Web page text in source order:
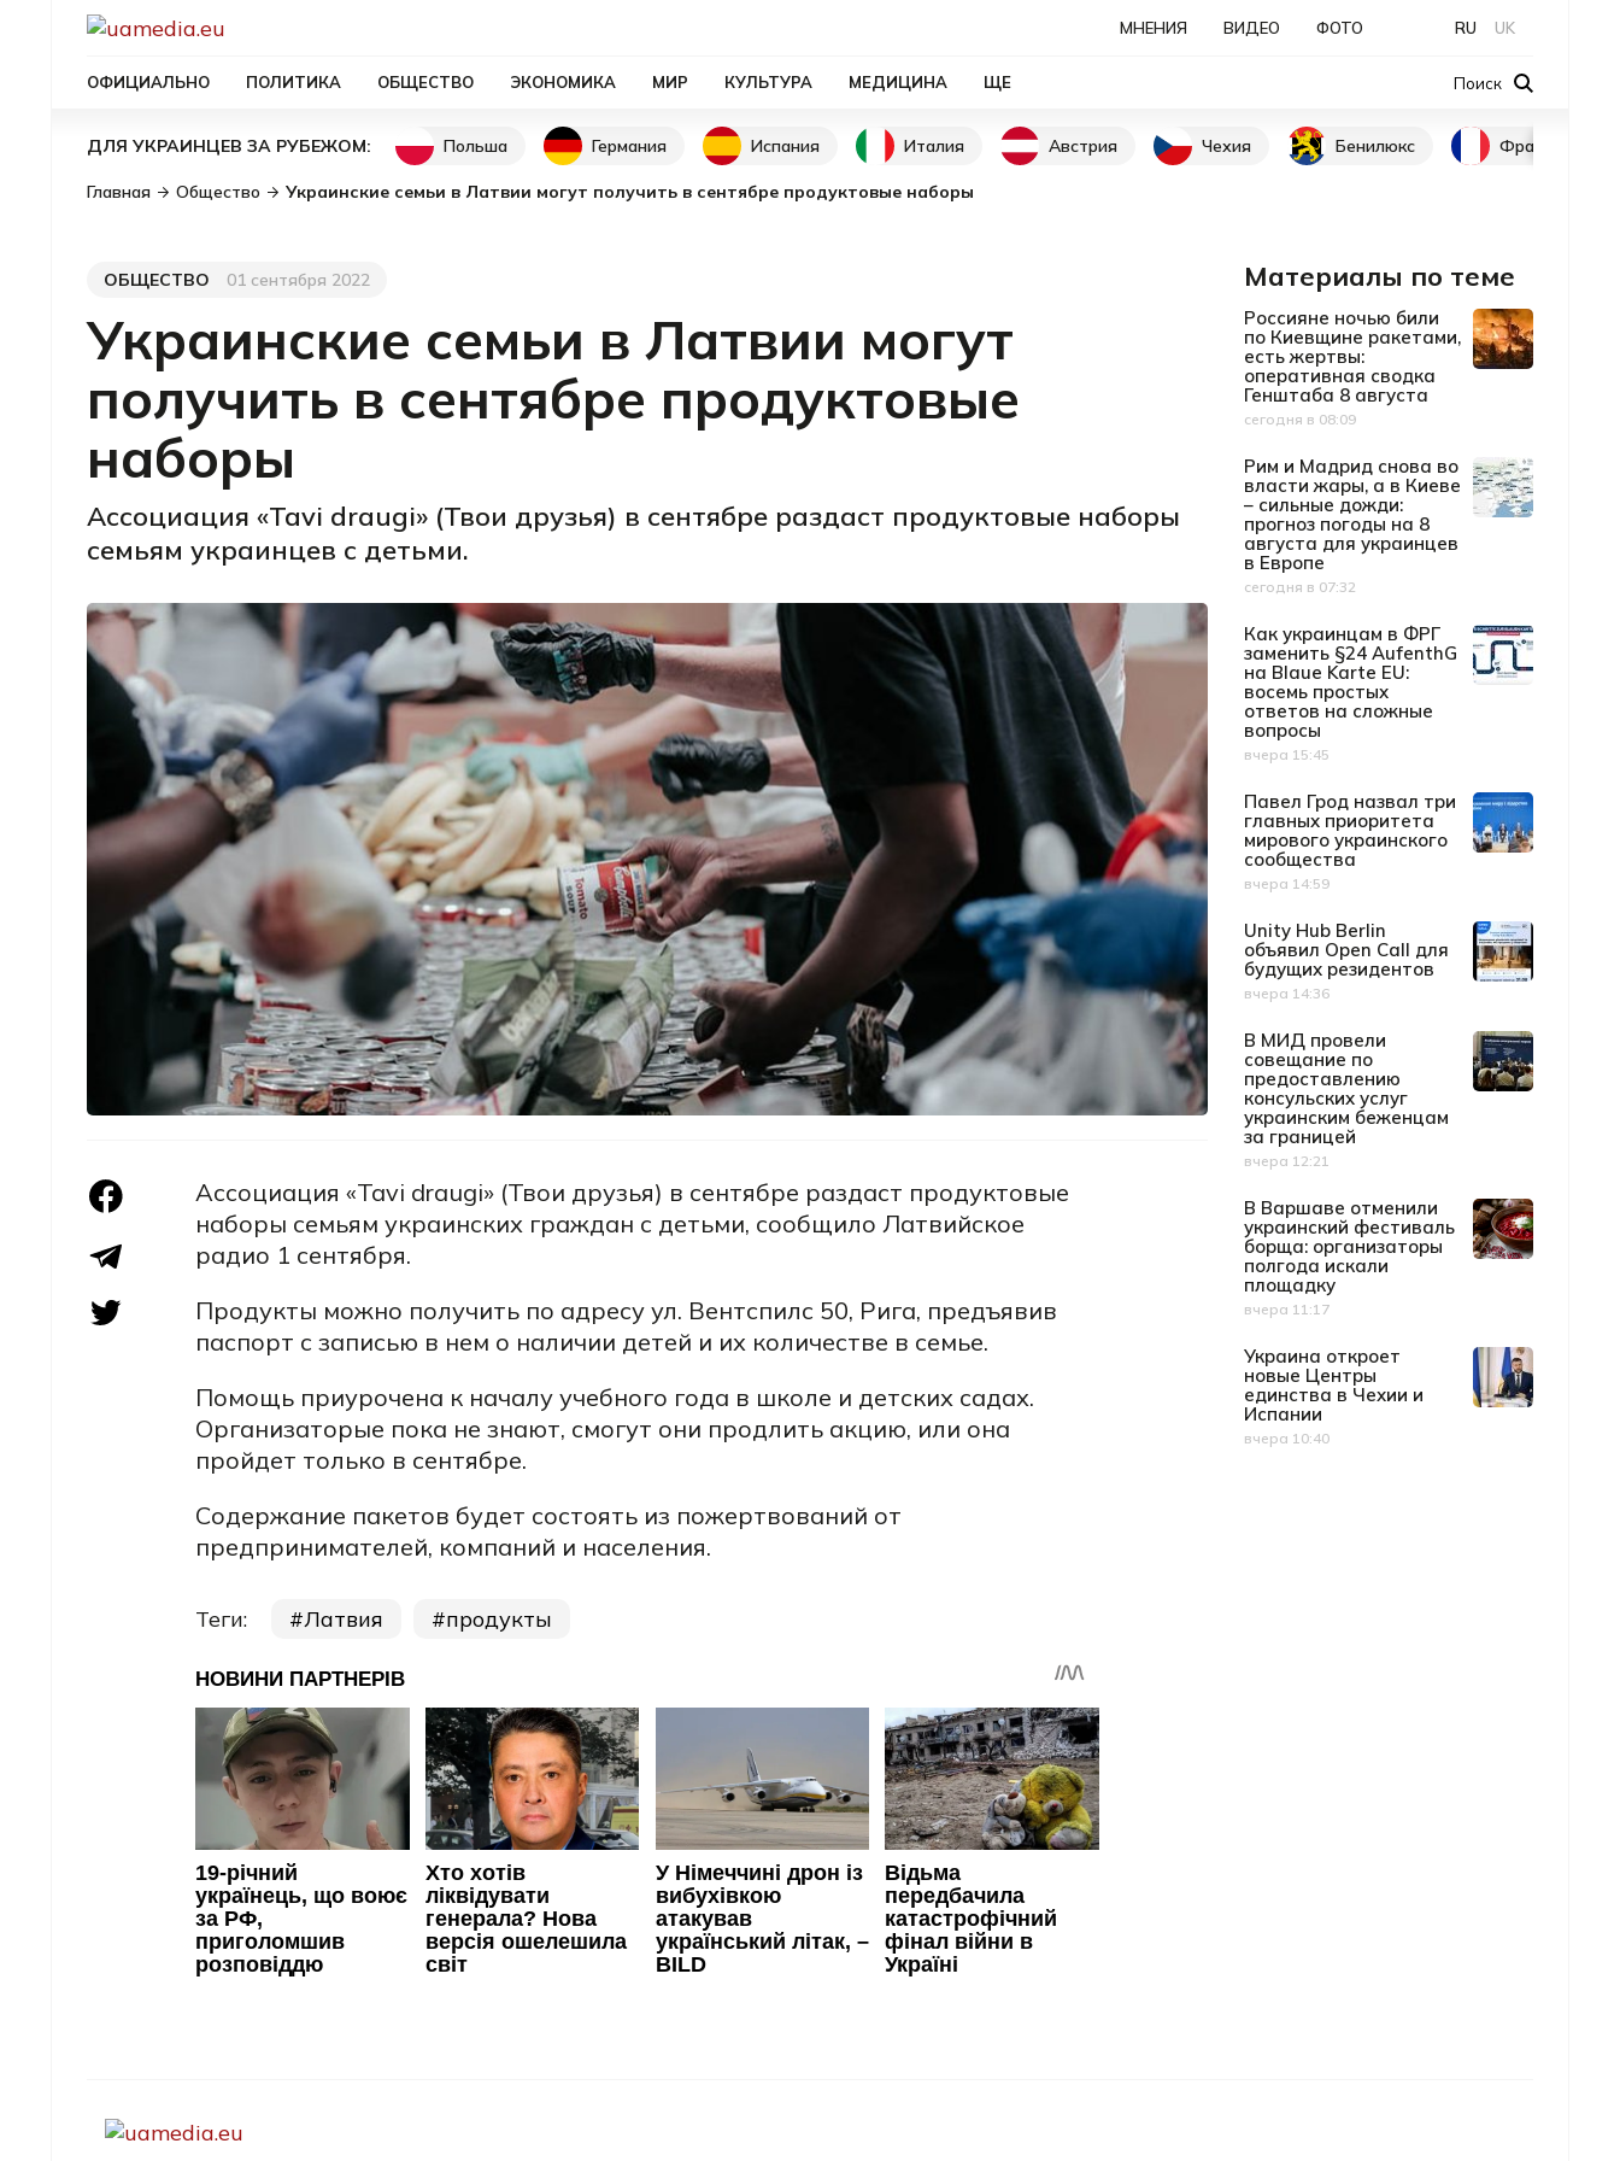
МНЕНИЯ ВИДЕО ФОТО
ОФИЦИАЛЬНО ПОЛИТИКА ОБЩЕСТВО ЭКОНОМИКА МИР КУЛЬТУРА МЕДИЦИНА ЩЕ
RU UK
Поиск
ДЛЯ УКРАИНЦЕВ ЗА РУБЕЖОМ: Польша Германия Испания Италия Австрия Чехия Бенилюкс Франция
Главная Общество Украинские семьи в Латвии могут получить в сентябре продуктовые наборы
Категория
ОБЩЕСТВО
Дата публикации01 сентября 2022
Украинские семьи в Латвии могут
получить в сентябре продуктовые
наборы
Ассоциация «Tavi draugi» (Твои друзья) в сентябре раздаст продуктовые наборы
семьям украинцев с детьми.
Ассоциация «Tavi draugi» (Твои друзья) в сентябре раздаст продуктовые
наборы семьям украинских граждан с детьми, сообщило Латвийское
радио 1 сентября.
Продукты можно получить по адресу ул. Вентспилс 50, Рига, предъявив
паспорт с записью в нем о наличии детей и их количестве в семье.
Помощь приурочена к началу учебного года в школе и детских садах.
Организаторые пока не знают, смогут они продлить акцию, или она
пройдет только в сентябре.
Содержание пакетов будет состоять из пожертвований от
предпринимателей, компаний и населения.
Теги: Латвия продукты
Материалы по теме
Россияне ночью били
по Киевщине ракетами,
есть жертвы:
оперативная сводка
Генштаба 8 августа
Дата публикации
сегодня в 08:09
Рим и Мадрид снова во
власти жары, а в Киеве
– сильные дожди:
прогноз погоды на 8
августа для украинцев
в Европе
Дата публикации
сегодня в 07:32
Как украинцам в ФРГ
заменить §24 AufenthG
на Blaue Karte EU:
восемь простых
ответов на сложные
вопросы
Дата публикации
вчера 15:45
Павел Грод назвал три
главных приоритета
мирового украинского
сообщества
Дата публикации
вчера 14:59
Unity Hub Berlin
объявил Open Call для
будущих резидентов
Дата публикации
вчера 14:36
В МИД провели
совещание по
предоставлению
консульских услуг
украинским беженцам
за границей
Дата публикации
вчера 12:21
В Варшаве отменили
украинский фестиваль
борща: организаторы
полгода искали
площадку
Дата публикации
вчера 11:17
Украина откроет
новые Центры
единства в Чехии и
Испании
Дата публикации
вчера 10:40